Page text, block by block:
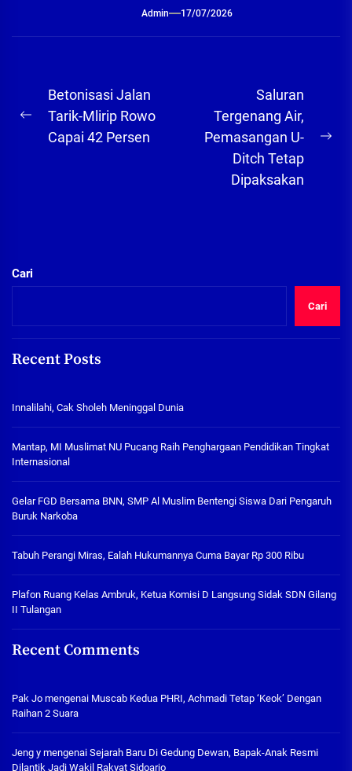
Admin 17/07/2026
Navigasi
pos
Previous
Betonisasi Jalan
Tarik-Mlirip Rowo
Capai 42 Persen
Saluran
Tergenang Air,
Pemasangan U-
Ditch Tetap
Dipaksakan
Cari
Cari
Recent Posts
Innalilahi, Cak Sholeh Meninggal Dunia
Mantap, MI Muslimat NU Pucang Raih Penghargaan Pendidikan Tingkat
Internasional
Gelar FGD Bersama BNN, SMP Al Muslim Bentengi Siswa Dari Pengaruh
Buruk Narkoba
Tabuh Perangi Miras, Ealah Hukumannya Cuma Bayar Rp 300 Ribu
Plafon Ruang Kelas Ambruk, Ketua Komisi D Langsung Sidak SDN Gilang
II Tulangan
Recent Comments
Pak Jo mengenai Muscab Kedua PHRI, Achmadi Tetap ‘Keok’ Dengan
Raihan 2 Suara
Jeng y mengenai Sejarah Baru Di Gedung Dewan, Bapak-Anak Resmi
Dilantik Jadi Wakil Rakyat Sidoarjo